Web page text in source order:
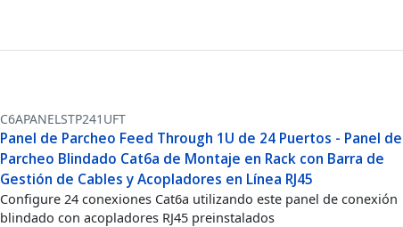
C6APANELSTP241UFT
Panel de Parcheo Feed Through 1U de 24 Puertos - Panel de
Parcheo Blindado Cat6a de Montaje en Rack con Barra de
Gestión de Cables y Acopladores en Línea RJ45
Configure 24 conexiones Cat6a utilizando este panel de conexión
blindado con acopladores RJ45 preinstalados